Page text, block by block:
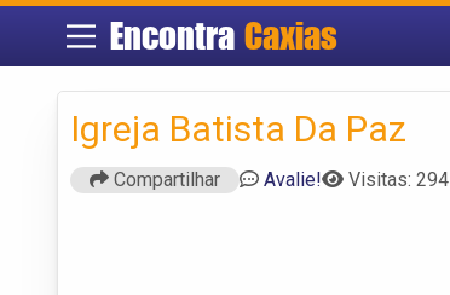
Encontra Caxias
Igreja Batista Da Paz
Compartilhar Avalie! Visitas: 294